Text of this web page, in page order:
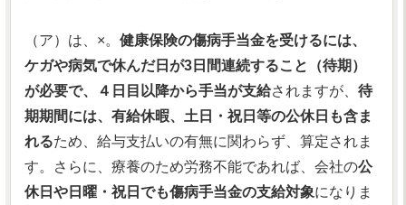
（ア）は、×。 健康保険の傷病手当金を受けるには、
ケガや病気で休んだ日が3日間連続すること（待期）
が必要で、４日目以降から手当が支給されますが、 待
期期間には、有給休暇、土日・祝日等の公休日も含ま
れるため、給与支払いの有無に関わらず、算定されま
す。さらに、療養のため労務不能であれば、会社の公
休日や日曜・祝日でも傷病手当金の支給対象になりま